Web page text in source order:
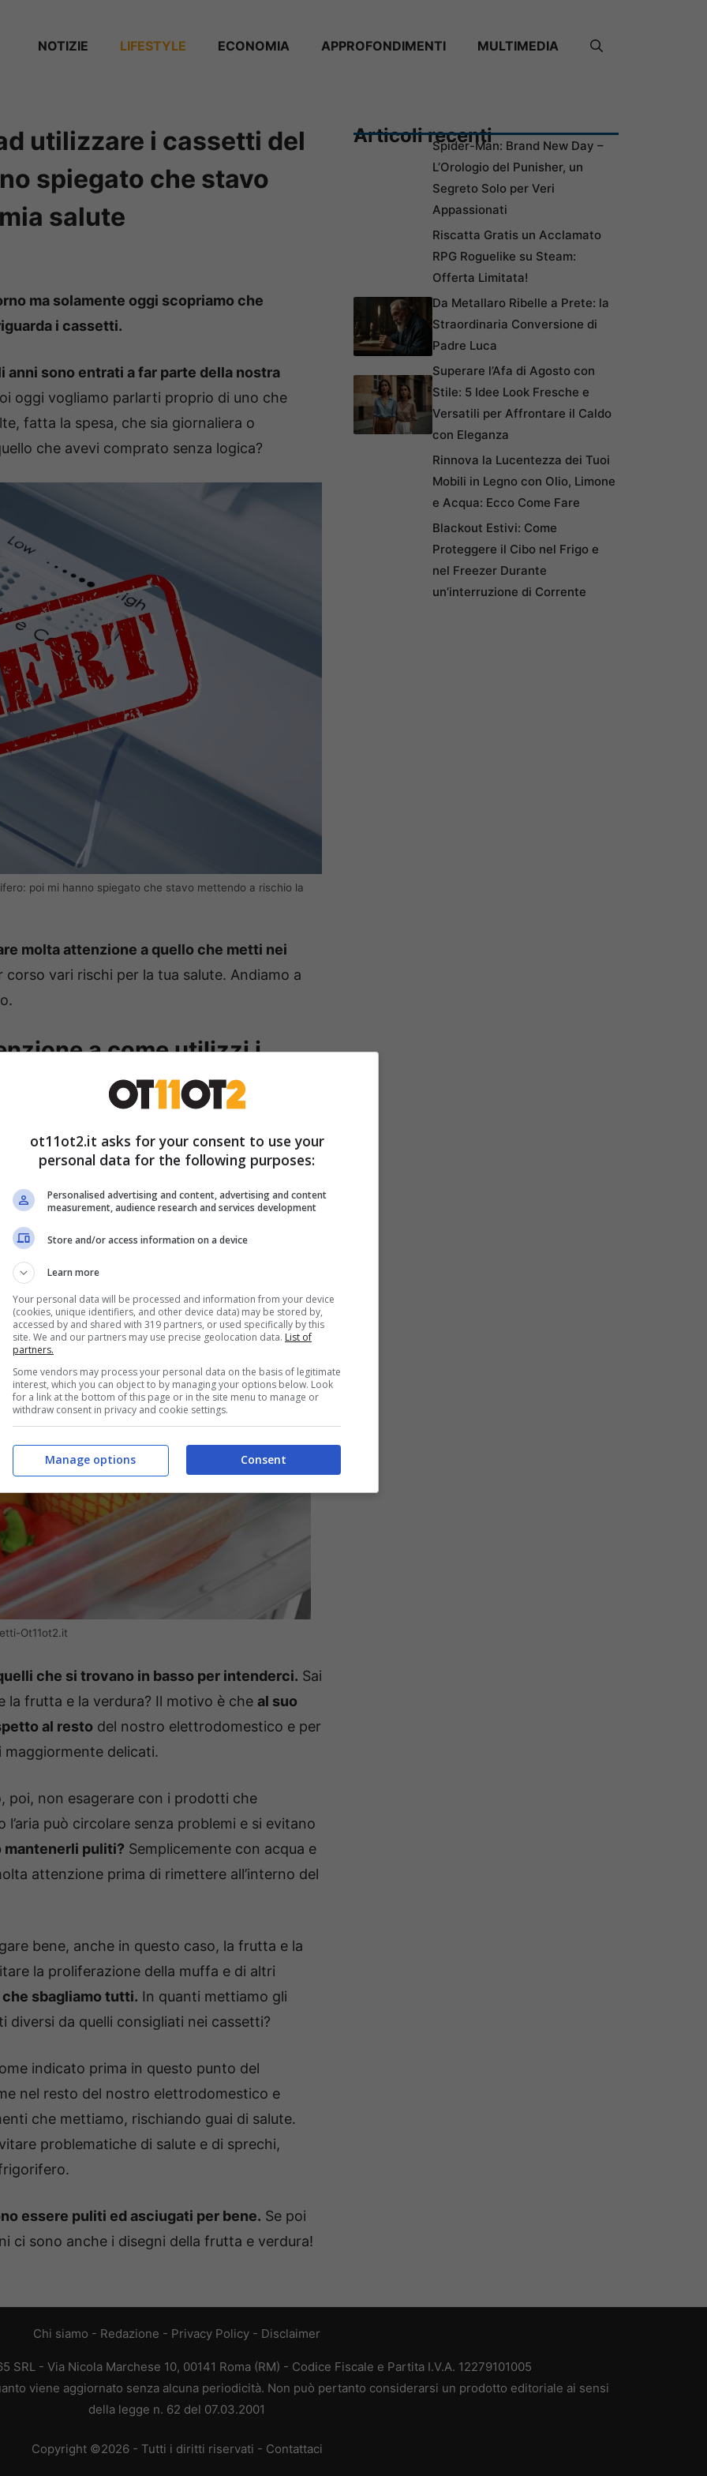
NOTIZIE ⁠⁠LIFESTYLE ECONOMIA APPROFONDIMENTI MULTIMEDIA
utilizzare i cassetti del
spiegato che stavo
salute
ma solamente oggi scopriamo che
i cassetti.
anni sono entrati a far parte della nostra
oggi vogliamo parlarti proprio di uno che
fatta la spesa, che sia giornaliera o
che avevi comprato senza logica?
poi mi hanno spiegato che stavo mettendo a rischio la
molta attenzione a quello che metti nei
vari rischi per la tua salute. Andiamo a
a come utilizzi i
caro
anche per giorni. In questo modo
e non buttar nulla. Ma, molto spesso,
Ti starai chiedendo com’è possibile vero?
Ot11ot2.it
che si trovano in basso per intenderci. Sai
frutta e la verdura? Il motivo è che al suo
al resto del nostro elettrodomestico e per
delicati.
poi, non esagerare con i prodotti che
può circolare senza problemi e si evitano
mantenerli puliti? Semplicemente con acqua e
attenzione prima di rimettere all’interno del
bene, anche in questo caso, la frutta e la
la proliferazione della muffa e di altri
sbagliamo tutti. In quanti mettiamo gli
da quelli consigliati nei cassetti?
indicato prima in questo punto del
nel resto del nostro elettrodomestico e
che mettiamo, rischiando guai di salute.
problematiche di salute e di sprechi,
essere puliti ed asciugati per bene. Se poi
ci sono anche i disegni della frutta e verdura!
Articoli recentiSpider-Man: Brand New Day –
L’Orologio del Punisher, un
Segreto Solo per Veri
Appassionati
Riscatta Gratis un Acclamato
RPG Roguelike su Steam:
Offerta Limitata!
Da Metallaro Ribelle a Prete: la
Straordinaria Conversione di
Padre Luca
Superare l’Afa di Agosto con
Stile: 5 Idee Look Fresche e
Versatili per Affrontare il Caldo
con Eleganza
Rinnova la Lucentezza dei Tuoi
Mobili in Legno con Olio, Limone
e Acqua: Ecco Come Fare
Blackout Estivi: Come
Proteggere il Cibo nel Frigo e
nel Freezer Durante
un’interruzione di Corrente
Chi siamo - Redazione - Privacy Policy - Disclaimer
SRL - Via Nicola Marchese 10, 00141 Roma (RM) - Codice Fiscale e Partita I.V.A. 12279101005
viene aggiornato senza alcuna periodicità. Non può pertanto considerarsi un prodotto editoriale ai sensi
della legge n. 62 del 07.03.2001
Copyright ©2026 - Tutti i diritti riservati - Contattaci
ot11ot2.it asks for your consent to use your
personal data for the following purposes:
Personalised advertising and content, advertising and content
measurement, audience research and services development
Store and/or access information on a device
Learn more
Your personal data will be processed and information from your device
(cookies, unique identifiers, and other device data) may be stored by,
accessed by and shared with 319 partners, or used specifically by this
site. We and our partners may use precise geolocation data. List of
partners.
Some vendors may process your personal data on the basis of legitimate
interest, which you can object to by managing your options below. Look
for a link at the bottom of this page or in the site menu to manage or
withdraw consent in privacy and cookie settings.
Consent
Manage options